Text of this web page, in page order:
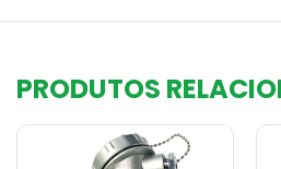
PRODUTOS